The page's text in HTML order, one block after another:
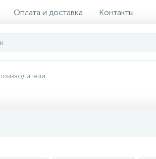
Оплата и доставка Контакты